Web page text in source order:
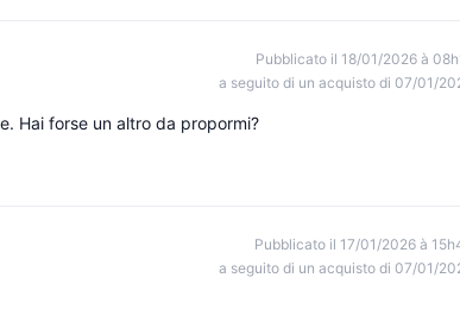
Pubblicato il 18/01/2026 à
a seguito di un acquisto di 07/01/
Hai forse un altro da propormi?
Pubblicato il 17/01/2026 à
a seguito di un acquisto di 07/01/